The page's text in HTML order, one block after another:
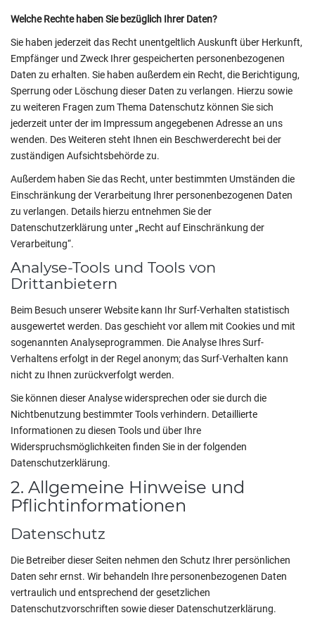
Welche Rechte haben Sie bezüglich Ihrer Daten?
Sie haben jederzeit das Recht unentgeltlich Auskunft über Herkunft,
Empfänger und Zweck Ihrer gespeicherten personenbezogenen
Daten zu erhalten. Sie haben außerdem ein Recht, die Berichtigung,
Sperrung oder Löschung dieser Daten zu verlangen. Hierzu sowie
zu weiteren Fragen zum Thema Datenschutz können Sie sich
jederzeit unter der im Impressum angegebenen Adresse an uns
wenden. Des Weiteren steht Ihnen ein Beschwerderecht bei der
zuständigen Aufsichtsbehörde zu.
Außerdem haben Sie das Recht, unter bestimmten Umständen die
Einschränkung der Verarbeitung Ihrer personenbezogenen Daten
zu verlangen. Details hierzu entnehmen Sie der
Datenschutzerklärung unter „Recht auf Einschränkung der
Verarbeitung“.
Analyse-Tools und Tools von
Drittanbietern
Beim Besuch unserer Website kann Ihr Surf-Verhalten statistisch
ausgewertet werden. Das geschieht vor allem mit Cookies und mit
sogenannten Analyseprogrammen. Die Analyse Ihres Surf-
Verhaltens erfolgt in der Regel anonym; das Surf-Verhalten kann
nicht zu Ihnen zurückverfolgt werden.
Sie können dieser Analyse widersprechen oder sie durch die
Nichtbenutzung bestimmter Tools verhindern. Detaillierte
Informationen zu diesen Tools und über Ihre
Widerspruchsmöglichkeiten finden Sie in der folgenden
Datenschutzerklärung.
2. Allgemeine Hinweise und
Pflichtinformationen
Datenschutz
Die Betreiber dieser Seiten nehmen den Schutz Ihrer persönlichen
Daten sehr ernst. Wir behandeln Ihre personenbezogenen Daten
vertraulich und entsprechend der gesetzlichen
Datenschutzvorschriften sowie dieser Datenschutzerklärung.